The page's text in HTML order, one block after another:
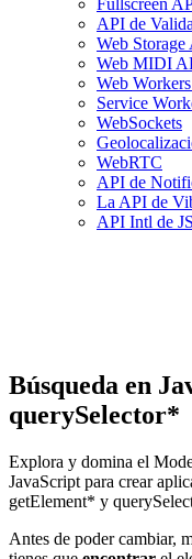
Fullscreen
API de
Web Storage
Web MIDI
Web
Service
WebSockets
WebRTC
API de
La API de
API Intl de JS
Búsqueda en
querySelector*
Explora y domina el
JavaScript para crear
getElement* y
Antes de poder cambiar,